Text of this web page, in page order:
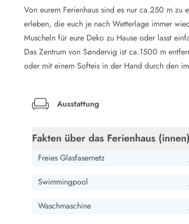
LEGOLAND® Rabatt
Urlaub mit Kindern
Urlaub mit Hund
Urlaub am Strand
Urlaub in der Natur
Finde Bernstein am Strand
Freizeitparks in Dänemark
Bowling in Dänemark
Schwimmhallen und Badeländer
Fitnesscenter in Dänemark
Reiten in Dänemark
Von eurem Ferienhaus sind es nur ca.250 m zu
erleben, die euch je nach Wetterlage immer
Muscheln für eure Deko zu Hause oder lasst
Das Zentrum von Søndervig ist ca.1500 m
oder mit einem Softeis in der Hand durch den
Ausstattung
Fakten über das Ferienhaus (innen)
Freies Glasfasernetz
Swimmingpool
Waschmaschine